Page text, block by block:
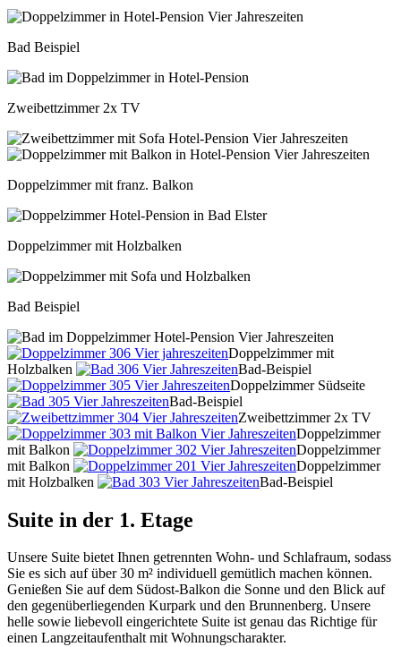
Bad Beispiel
Zweibettzimmer 2x TV
Doppelzimmer mit franz. Balkon
Doppelzimmer mit Holzbalken
Bad Beispiel
Doppelzimmer mit
Holzbalken
Bad-Beispiel
Doppelzimmer Südseite
Bad-Beispiel
Zweibettzimmer 2x TV
Doppelzimmer
mit Balkon
Doppelzimmer
mit Balkon
Doppelzimmer
mit Holzbalken
Bad-Beispiel
Suite in der 1. Etage
Unsere Suite bietet Ihnen getrennten Wohn- und Schlafraum, sodass
Sie es sich auf über 30 m² individuell gemütlich machen können.
Genießen Sie auf dem Südost-Balkon die Sonne und den Blick auf
den gegenüberliegenden Kurpark und den Brunnenberg. Unsere
helle sowie liebevoll eingerichtete Suite ist genau das Richtige für
einen Langzeitaufenthalt mit Wohnungscharakter.